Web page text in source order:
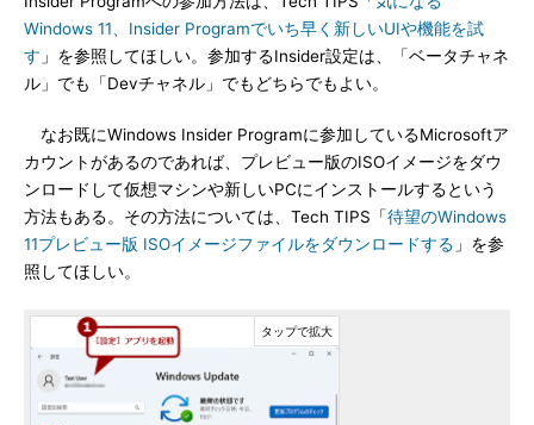
Windows 11、Insider Programでいち早く新しいUIや機能を試
す 」を参照してほしい。参加するInsider設定は、「ベータチャネ
ル」でも「Devチャネル」でもどちらでもよい。
なお既にWindows Insider Programに参加しているMicrosoftア
カウントがあるのであれば、プレビュー版のISOイメージをダウ
ンロードして仮想マシンや新しいPCにインストールするという
方法もある。その方法については、Tech TIPS「待望のWindows
11プレビュー版 ISOイメージファイルをダウンロードする 」を参
照してほしい。